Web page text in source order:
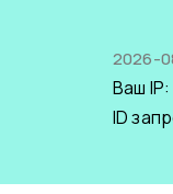
2026-
Ваш IP:
ID